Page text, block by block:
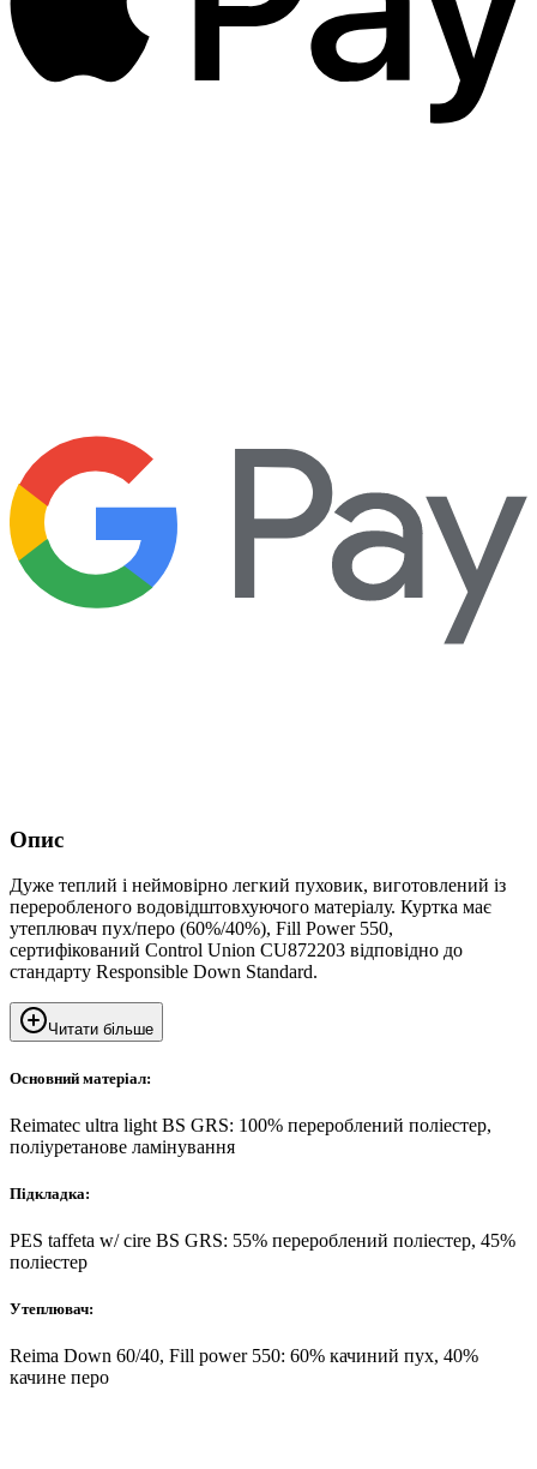
Опис
Дуже теплий і неймовірно легкий пуховик, виготовлений із
переробленого водовідштовхуючого матеріалу. Куртка має
утеплювач пух/перо (60%/40%), Fill Power 550,
сертифікований Control Union CU872203 відповідно до
стандарту Responsible Down Standard.
Читати більше
Основний матеріал:
Reimatec ultra light BS GRS: 100% перероблений поліестер,
поліуретанове ламінування
Підкладка:
PES taffeta w/ cire BS GRS: 55% перероблений поліестер, 45%
поліестер
Утеплювач:
Reima Down 60/40, Fill power 550: 60% качиний пух, 40%
качине перо